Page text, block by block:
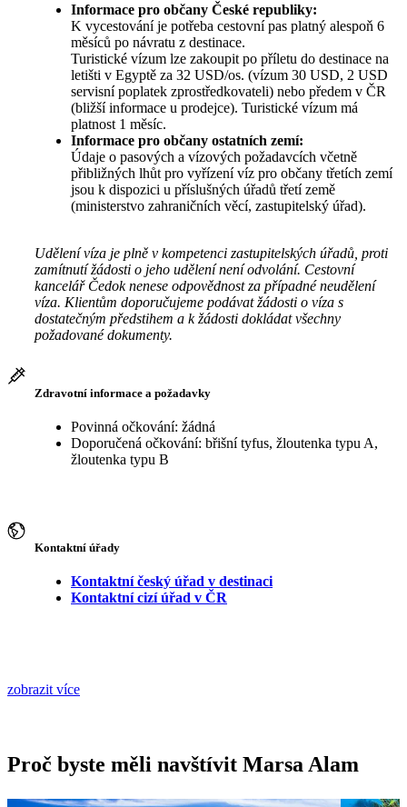
Informace pro občany České republiky:
K vycestování je potřeba cestovní pas platný alespoň 6
měsíců po návratu z destinace.
Turistické vízum lze zakoupit po příletu do destinace na
letišti v Egyptě za 32 USD/os. (vízum 30 USD, 2 USD
servisní poplatek zprostředkovateli) nebo předem v ČR
(bližší informace u prodejce). Turistické vízum má
platnost 1 měsíc.
Informace pro občany ostatních zemí:
Údaje o pasových a vízových požadavcích včetně
přibližných lhůt pro vyřízení víz pro občany třetích zemí
jsou k dispozici u příslušných úřadů třetí země
(ministerstvo zahraničních věcí, zastupitelský úřad).
Udělení víza je plně v kompetenci zastupitelských úřadů, proti
zamítnutí žádosti o jeho udělení není odvolání. Cestovní
kancelář Čedok nenese odpovědnost za případné neudělení
víza. Klientům doporučujeme podávat žádosti o víza s
dostatečným předstihem a k žádosti dokládat všechny
požadované dokumenty.
Zdravotní informace a požadavky
Povinná očkování: žádná
Doporučená očkování: břišní tyfus, žloutenka typu A,
žloutenka typu B
Kontaktní úřady
Kontaktní český úřad v destinaci
Kontaktní cizí úřad v ČR
zobrazit více
Proč byste měli navštívit Marsa Alam